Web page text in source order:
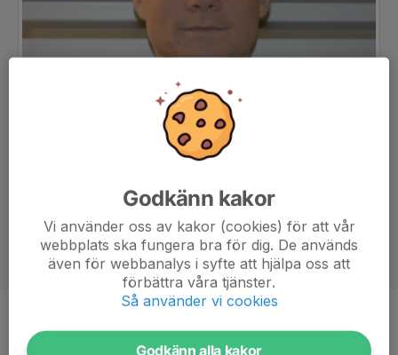
Godkänn kakor
Vi använder oss av kakor (cookies) för att vår
webbplats ska fungera bra för dig. De används
även för webbanalys i syfte att hjälpa oss att
förbättra våra tjänster.
Så använder vi cookies
Godkänn alla kakor